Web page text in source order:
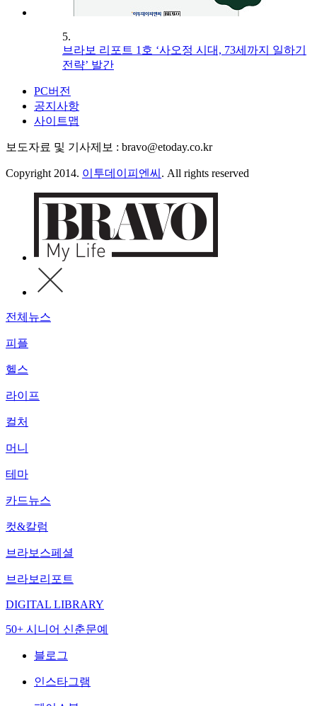
5.
브라보 리포트 1호 ‘사오정 시대, 73세까지 일하기
전략’ 발간
PC버전
공지사항
사이트맵
보도자료 및 기사제보 : bravo@etoday.co.kr
Copyright 2014. 이투데이피엔씨 . All rights reserved
전체뉴스
피플
헬스
라이프
컬처
머니
테마
카드뉴스
컷&칼럼
브라보스페셜
브라보리포트
DIGITAL LIBRARY
50+ 시니어 신춘문예
블로그
인스타그램